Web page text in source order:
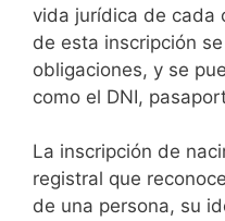
vida jurídica de cada
de esta inscripción
obligaciones, y se
como el DNI,
La inscripción de
registral que
de una persona, su